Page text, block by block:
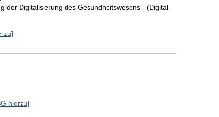
der Digitalisierung des Gesundheitswesens - (Digital-
hierzu]